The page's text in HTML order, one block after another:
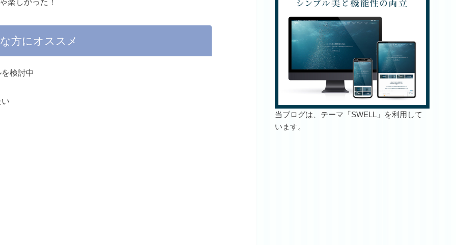
方にオススメ
検討中
当ブログは、テーマ「SWELL」を利用して
います。